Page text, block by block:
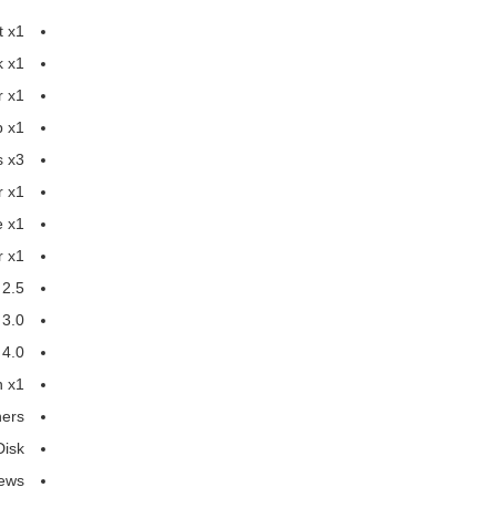
x1
x1
x1
x1
x3
x1
x1
x1
2.5 mm Hex Key x1
3.0 mm Hex Key x1
4.0 mm Hex Key x1
x1